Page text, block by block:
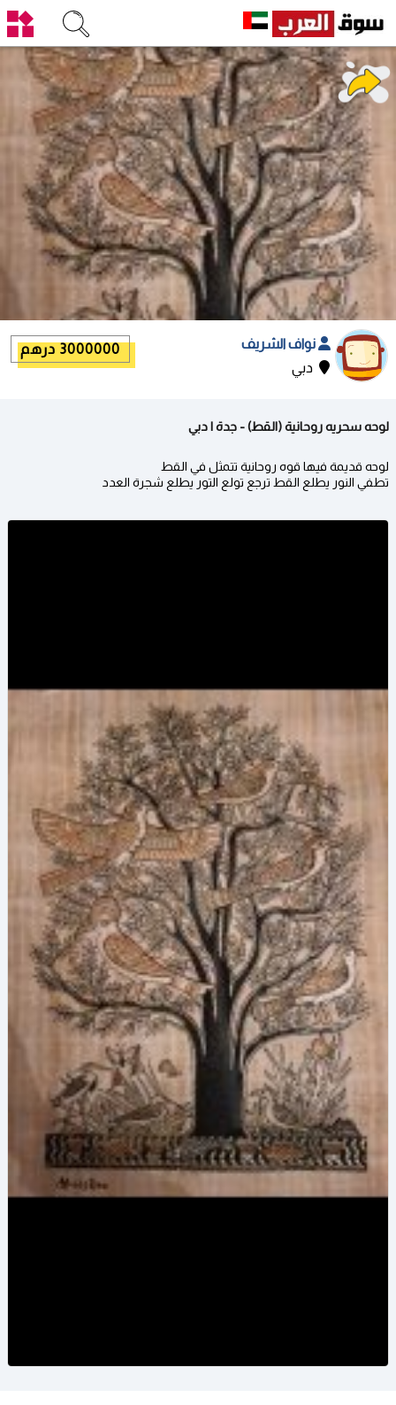
نواف الشريف
دبي
3000000 درهم
لوحه سحريه روحانية (القط) - جدة | دبي
لوحه قديمة فيها قوه روحانية تتمثل في القط
تطفي النور يطلع القط ترجع تولع التور يطلع شجرة العدد